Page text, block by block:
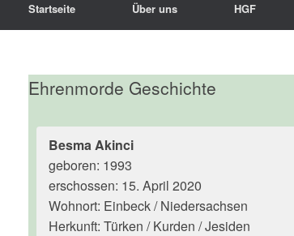
Startseite Über uns HGF
Ehrenmorde Geschichte
Besma Akinci
geboren: 1993
erschossen: 15. April 2020
Wohnort: Einbeck / Niedersachsen
Herkunft: Türken / Kurden / Jesiden